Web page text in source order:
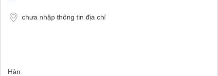
chưa nhập thông tin địa chỉ
Hàn